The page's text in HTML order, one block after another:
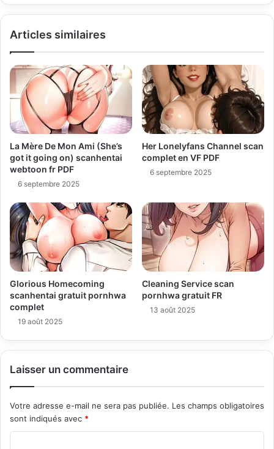
Articles similaires
La Mère De Mon Ami (She’s
got it going on) scanhentai
webtoon fr PDF
6 septembre 2025
Her Lonelyfans Channel scan
complet en VF PDF
6 septembre 2025
Glorious Homecoming
scanhentai gratuit pornhwa
complet
19 août 2025
Cleaning Service scan
pornhwa gratuit FR
13 août 2025
Laisser un commentaire
Votre adresse e-mail ne sera pas publiée. Les champs obligatoires
sont indiqués avec *